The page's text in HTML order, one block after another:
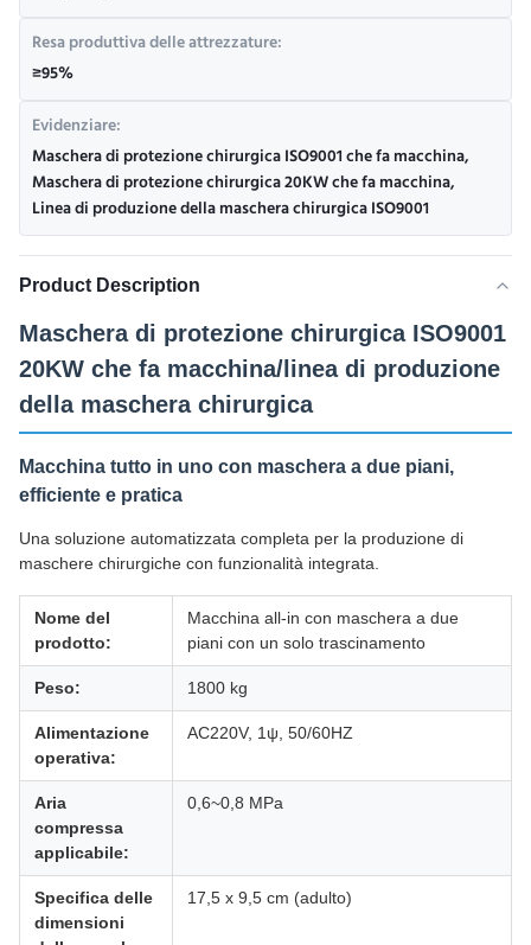
Resa produttiva delle attrezzature:
≥95%
Evidenziare:
Maschera di protezione chirurgica ISO9001 che fa macchina,
Maschera di protezione chirurgica 20KW che fa macchina,
Linea di produzione della maschera chirurgica ISO9001
Product Description
Maschera di protezione chirurgica ISO9001
20KW che fa macchina/linea di produzione
della maschera chirurgica
Macchina tutto in uno con maschera a due piani,
efficiente e pratica
Una soluzione automatizzata completa per la produzione di
maschere chirurgiche con funzionalità integrata.
Nome del
prodotto:
Macchina all-in con maschera a due
piani con un solo trascinamento
Peso: 1800 kg
Alimentazione
operativa:
AC220V, 1ψ, 50/60HZ
Aria
compressa
applicabile:
0,6~0,8 MPa
Specifica delle
dimensioni
17,5 x 9,5 cm (adulto)